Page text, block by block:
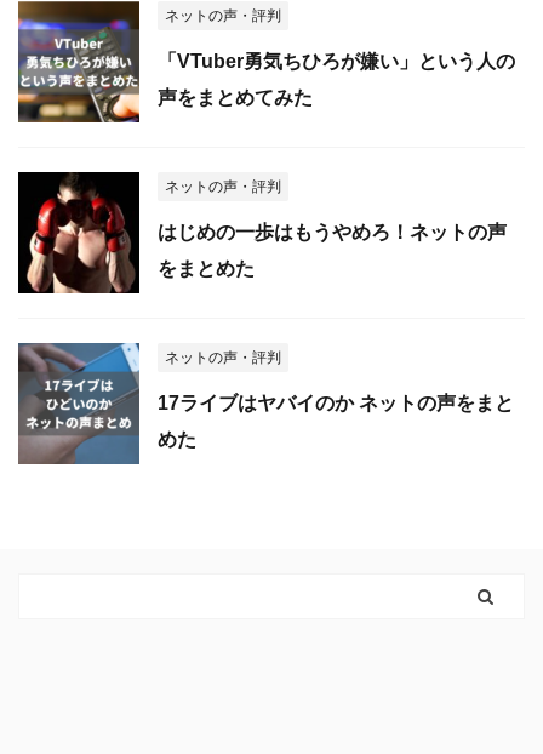
ネットの声・評判
「VTuber勇気ちひろが嫌い」という人の
声をまとめてみた
ネットの声・評判
はじめの一歩はもうやめろ！ネットの声
をまとめた
ネットの声・評判
17ライブはヤバイのか ネットの声をまと
めた